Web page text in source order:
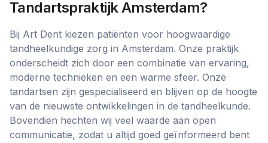
Tandartspraktijk Amsterdam?
Bij Art Dent kiezen patiënten voor hoogwaardige
tandheelkundige zorg in Amsterdam. Onze praktijk
onderscheidt zich door een combinatie van ervaring,
moderne technieken en een warme sfeer. Onze
tandartsen zijn gespecialiseerd en blijven op de hoogte
van de nieuwste ontwikkelingen in de tandheelkunde.
Bovendien hechten wij veel waarde aan open
communicatie, zodat u altijd goed geïnformeerd bent